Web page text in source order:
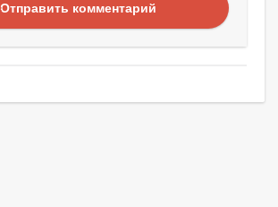
Отправить комментарий